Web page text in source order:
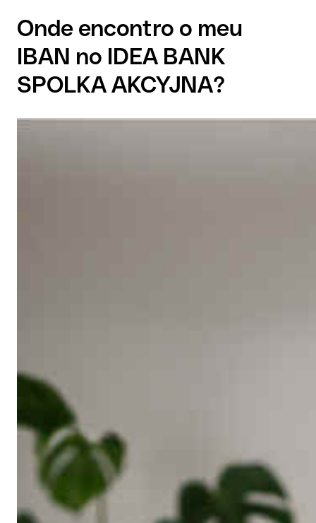
Onde encontro o meu
IBAN no IDEA BANK
SPOLKA AKCYJNA?